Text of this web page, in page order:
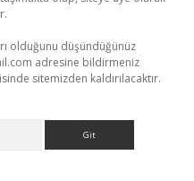
olduğunu düşündüğünüz
adresine bildirmeniz
sitemizden kaldırılacaktır.